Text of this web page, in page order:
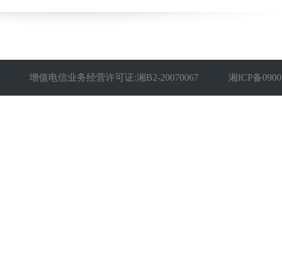
增值电信业务经营许可证:湘B2-20070067 湘ICP备